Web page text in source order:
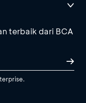
terbaik dari BCA